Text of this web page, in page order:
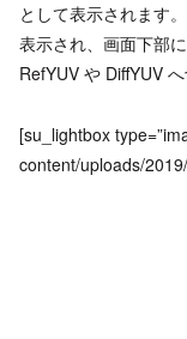
として表示されます
表示され、画面下部
RefYUV や DiffYUV
[su_lightbox
content/uploads/